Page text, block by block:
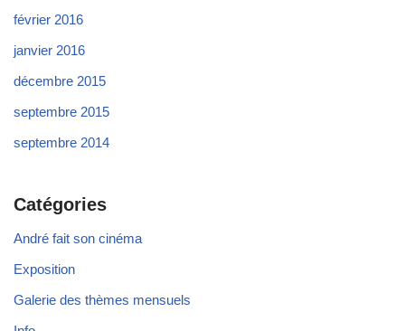
février 2016
janvier 2016
décembre 2015
septembre 2015
septembre 2014
Catégories
André fait son cinéma
Exposition
Galerie des thèmes mensuels